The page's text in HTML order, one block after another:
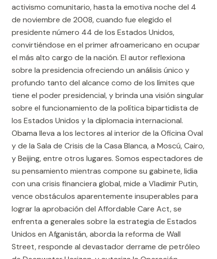
activismo comunitario, hasta la emotiva noche del 4
de noviembre de 2008, cuando fue elegido el
presidente número 44 de los Estados Unidos,
convirtiéndose en el primer afroamericano en ocupar
el más alto cargo de la nación. El autor reflexiona
sobre la presidencia ofreciendo un análisis único y
profundo tanto del alcance como de los límites que
tiene el poder presidencial, y brinda una visión singular
sobre el funcionamiento de la política bipartidista de
los Estados Unidos y la diplomacia internacional.
Obama lleva a los lectores al interior de la Oficina Oval
y de la Sala de Crisis de la Casa Blanca, a Moscú, Cairo,
y Beijing, entre otros lugares. Somos espectadores de
su pensamiento mientras compone su gabinete, lidia
con una crisis financiera global, mide a Vladimir Putin,
vence obstáculos aparentemente insuperables para
lograr la aprobación del Affordable Care Act, se
enfrenta a generales sobre la estrategia de Estados
Unidos en Afganistán, aborda la reforma de Wall
Street, responde al devastador derrame de petróleo